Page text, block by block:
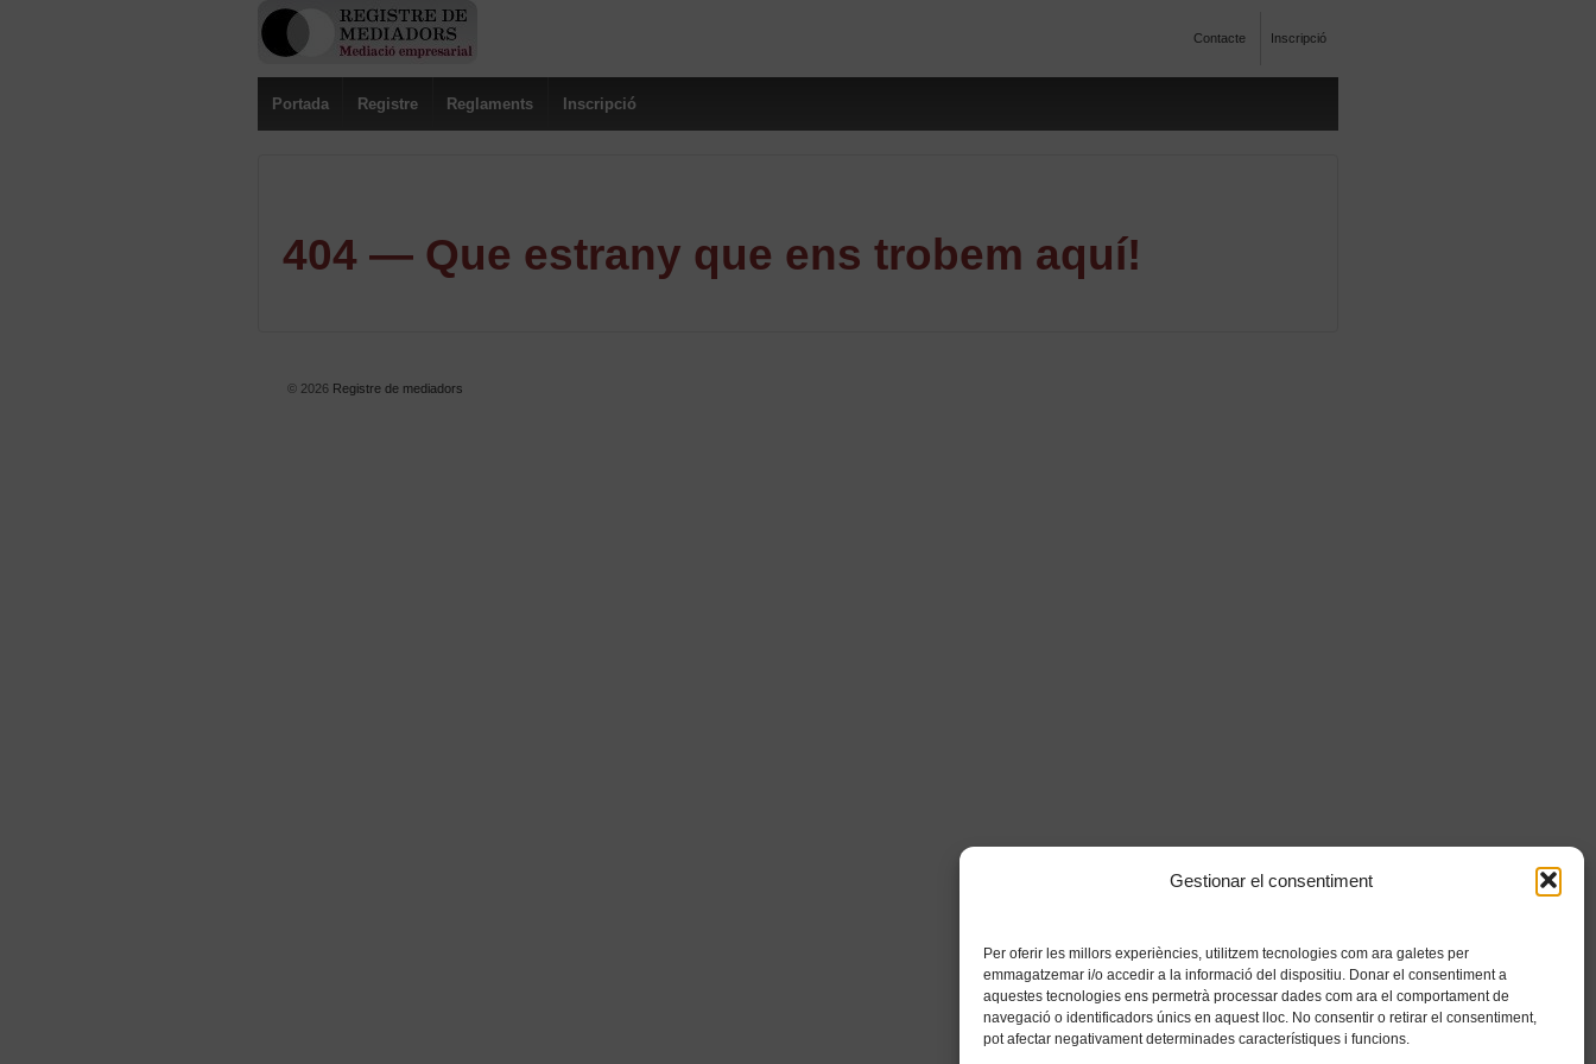
Gestionar el consentiment
Per oferir les millors experiències, utilitzem tecnologies com ara galetes per
emmagatzemar i/o accedir a la informació del dispositiu. Donar el consentiment a
aquestes tecnologies ens permetrà processar dades com ara el comportament de
navegació o identificadors únics en aquest lloc. No consentir o retirar el consentiment,
pot afectar negativament determinades característiques i funcions.
Contacte Inscripció
Portada Registre Reglaments Inscripció
404 — Que estrany que ens trobem aquí!
© 2026 Registre de mediadors